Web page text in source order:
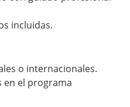
incluidas.
o internacionales.
en el programa